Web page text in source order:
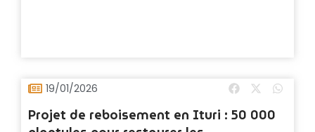
19/01/2026
Projet de reboisement en Ituri : 50 000